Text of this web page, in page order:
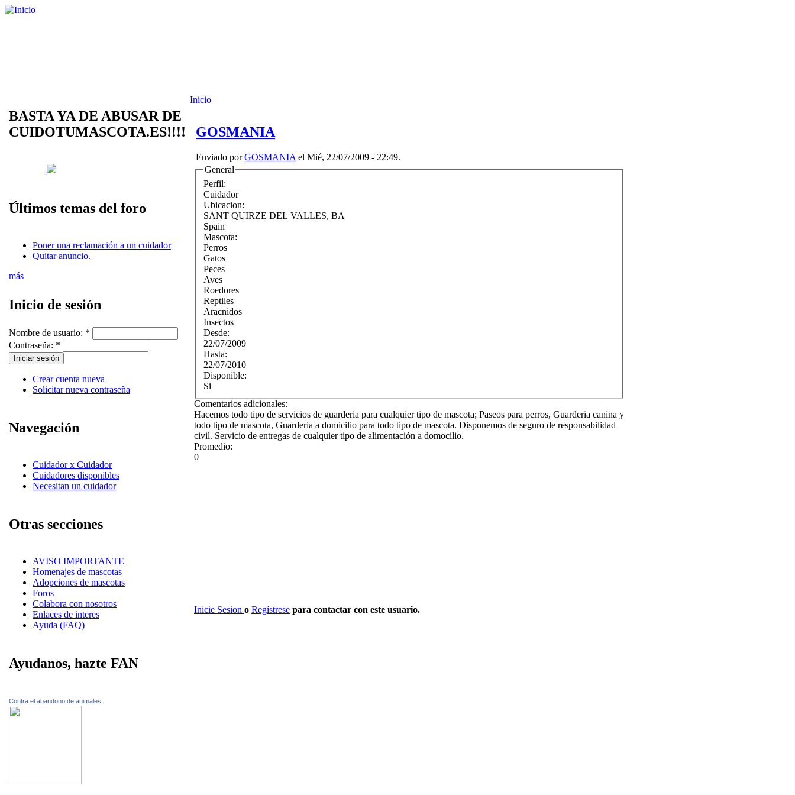
BASTA YA DE ABUSAR DE
CUIDOTUMASCOTA.ES!!!!
Últimos temas del foro
Poner una reclamación a un cuidador
Quitar anuncio.
más
Inicio de sesión
Nombre de usuario: *
Contraseña: *
Crear cuenta nueva
Solicitar nueva contraseña
Navegación
Cuidador x Cuidador
Cuidadores disponibles
Necesitan un cuidador
Otras secciones
AVISO IMPORTANTE
Homenajes de mascotas
Adopciones de mascotas
Foros
Colabora con nosotros
Enlaces de interes
Ayuda (FAQ)
Ayudanos, hazte FAN
Contra el abandono de animales
Inicio
GOSMANIA
Enviado porGOSMANIA el Mié, 22/07/2009 - 22:49.
General
Perfil:
Cuidador
Ubicacion:
SANT QUIRZE DEL VALLES, BA
Spain
Mascota:
Perros
Gatos
Peces
Aves
Roedores
Reptiles
Aracnidos
Insectos
Desde:
22/07/2009
Hasta:
22/07/2010
Disponible:
Si
Comentarios adicionales:
Hacemos todo tipo de servicios de guarderia para cualquier tipo de mascota; Paseos para perros, Guarderia canina y
todo tipo de mascota, Guarderia a domicilio para todo tipo de mascota. Disponemos de seguro de responsabilidad
civil. Servicio de entregas de cualquier tipo de alimentación a domocilio.
Promedio:
0
Inicie Sesion o Regístrese para contactar con este usuario.